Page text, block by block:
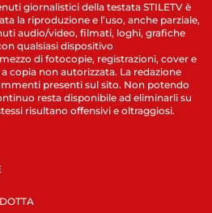
giornalistici della testata STILETV è
la riproduzione e l’uso, anche parziale,
audio/video, filmati, loghi, grafiche
qualsiasi dispositivo
di fotocopie, registrazioni, cover e
copia non autorizzata. La redazione
presenti sul sito. Non potendo
resta disponibile ad eliminarli su
risultano offensivi e oltraggiosi.